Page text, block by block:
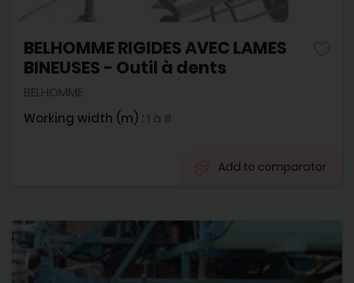
BELHOMME RIGIDES AVEC LAMES
BINEUSES - Outil à dents
BELHOMME
Working width (m) :1 à 8
Add to comparator